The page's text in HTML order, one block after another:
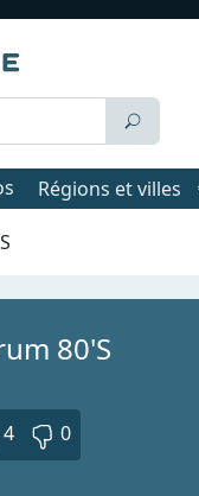
Régions et villes
80'S
4 0